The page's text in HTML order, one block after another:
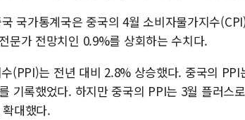
국가통계국은 중국의 4월 소비자물가지수
문가 전망치인 0.9%를 상회하는 수치다.
(PPI)는 전년 대비 2.8% 상승했다. 중국의
기록했었다. 하지만 중국의 PPI는 3월 플러스
대했다.